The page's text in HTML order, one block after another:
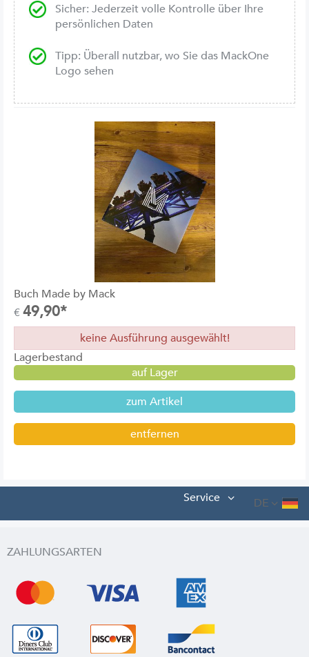
Sicher: Jederzeit volle Kontrolle über Ihre
persönlichen Daten
Tipp: Überall nutzbar, wo Sie das MackOne
Logo sehen
Buch Made by Mack
€49,90*
keine Ausführung ausgewählt!
Lagerbestand
auf Lager
zum Artikel
entfernen
DE
Service
ZAHLUNGSARTEN